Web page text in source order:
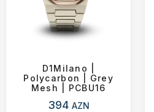
D1Milano |
Polycarbon | Grey
Mesh | PCBU16
394 AZN